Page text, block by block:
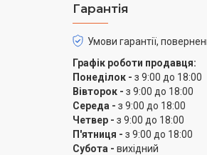
Гарантія
Умови гарантії,
Графік роботи продавця:
Понеділок - з 9:00 до 18:00
Вівторок - з 9:00 до 18:00
Середа - з 9:00 до 18:00
Четвер - з 9:00 до 18:00
П'ятниця - з 9:00 до 18:00
Субота - вихідний